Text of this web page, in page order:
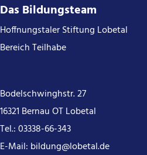
Das Bildungsteam
Hoffnungstaler Stiftung Lobetal
Bereich Teilhabe
Bodelschwinghstr. 27
16321 Bernau OT Lobetal
Tel.:03338-66-343
E-Mail: bildung@lobetal.de